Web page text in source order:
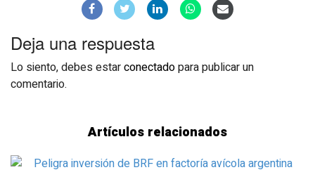
Deja una respuesta
Lo siento, debes estarconectadopara publicar un
comentario.
Artículos relacionados